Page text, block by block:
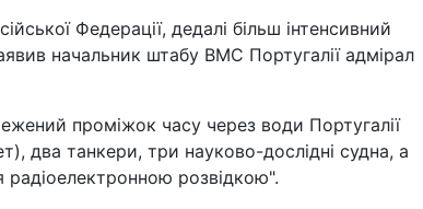
Федерації, дедалі більш інтенсивний
начальник штабу ВМС Португалії адмірал
проміжок часу через води Португалії
два танкери, три науково-дослідні судна, а
розвідкою".